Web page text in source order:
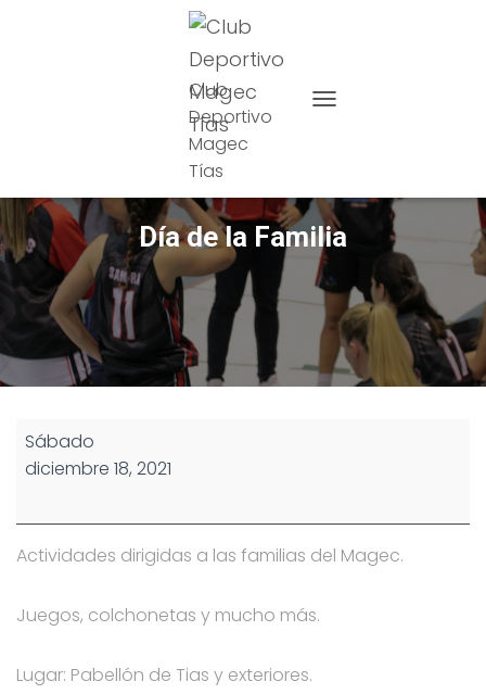
Club
Deportivo
Magec
Tías
Día de la Familia
Día
de
Sábado
diciembre 18, 2021
Actividades dirigidas a las familias del Magec.
Juegos, colchonetas y mucho más.
Lugar: Pabellón de Tias y exteriores.